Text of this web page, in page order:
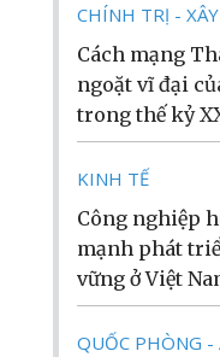
CHÍNH TRỊ -
Cách mạng
ngoặt vĩ đại
trong thế kỷ
KINH TẾ
Công nghiệp
mạnh phát
vững ở Việt
QUỐC PHÒNG